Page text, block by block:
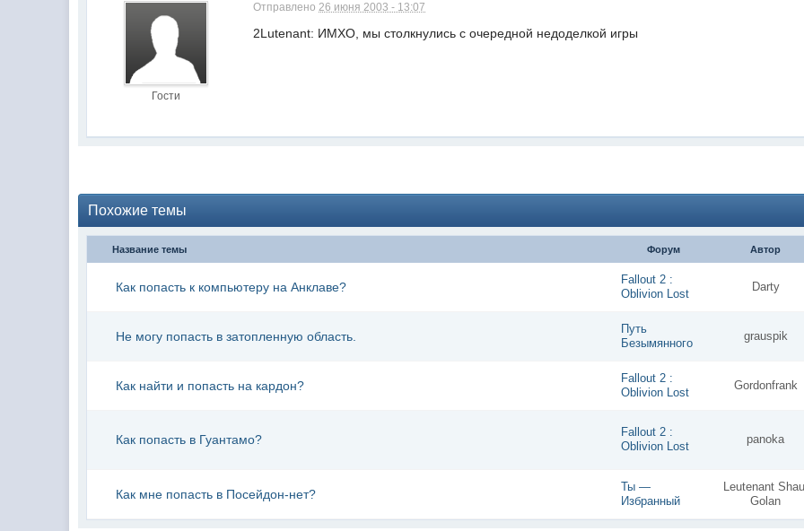
Гости
Отправлено26 июня 2003 - 13:07
2Lutenant: ИМХО, мы столкнулись с очередной недоделкой игры
Похожие темы
Название темы Форум Автор
Как попасть к компьютеру на Анклаве?
Fallout 2 :
Oblivion Lost
Darty
Не могу попасть в затопленную область.
Путь
Безымянного
grauspik
Как найти и попасть на кардон?
Fallout 2 :
Oblivion Lost
Gordonfrank
Как попасть в Гуантамо?
Fallout 2 :
Oblivion Lost
panoka
Как мне попасть в Посейдон-нет?
Ты —
Избранный
Leutenant Shaul
Golan